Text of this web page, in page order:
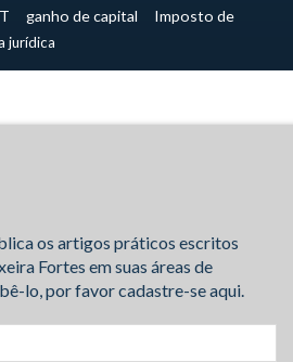
ganho de capital
Imposto de
jurídica
os artigos práticos escritos
Fortes em suas áreas de
lo, por favor cadastre-se aqui.